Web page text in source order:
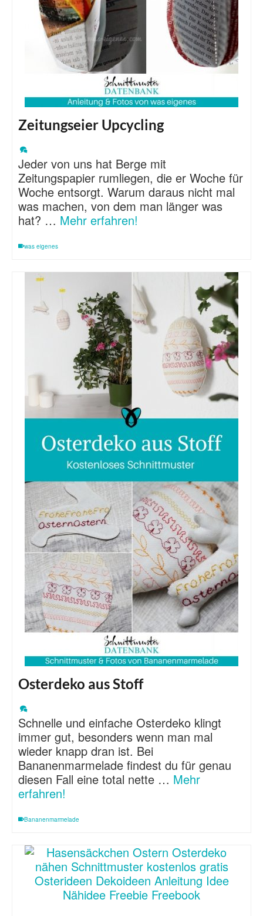
Zeitungseier Upcycling
Jeder von uns hat Berge mit
Zeitungspapier rumliegen, die er Woche für
Woche entsorgt. Warum daraus nicht mal
was machen, von dem man länger was
hat? … Mehr erfahren!
was eigenes
Osterdeko aus Stoff
Schnelle und einfache Osterdeko klingt
immer gut, besonders wenn man mal
wieder knapp dran ist. Bei
Bananenmarmelade findest du für genau
diesen Fall eine total nette … Mehr
erfahren!
Bananenmarmelade